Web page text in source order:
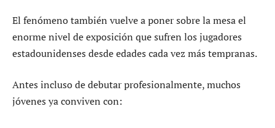
El fenómeno también vuelve a poner sobre la mesa el
enorme nivel de exposición que sufren los jugadores
estadounidenses desde edades cada vez más tempranas.
Antes incluso de debutar profesionalmente, muchos
jóvenes ya conviven con: